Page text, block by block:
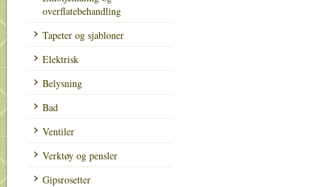
overflatebehandling
Tapeter og sjabloner
Elektrisk
Belysning
Bad
Ventiler
Verktøy og pensler
Gipsrosetter